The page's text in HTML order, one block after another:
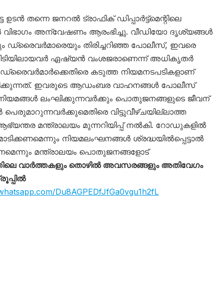
ഉടൻ തന്നെ ജനറൽ ട്രാഫിക് ഡിപ്പാർട്ട്‌മെന്റിലെ
അന്വേഷണം ആരംഭിച്ചു. വീഡിയോ ദൃശ്യങ്ങൾ
ഡ്രൈവർമാരെയും തിരിച്ചറിഞ്ഞ പോലീസ്, ഇവരെ
ഏഷ്യൻ വംശജരാണെന്ന് അധികൃതർ
ഡ്രൈവർമാർക്കെതിരെ കടുത്ത നിയമനടപടികളാണ്
ഇവരുടെ ആഡംബര വാഹനങ്ങൾ പോലീസ്
ലംഘിക്കുന്നവർക്കും പൊതുജനങ്ങളുടെ ജീവന്
പെരുമാറുന്നവർക്കുമെതിരെ വിട്ടുവീഴ്ചയില്ലാത്ത
മന്ത്രാലയം മുന്നറിയിപ്പ് നൽകി. റോഡുകളിൽ
നിയമലംഘനങ്ങൾ ശ്രദ്ധയിൽപ്പെട്ടാൽ
മന്ത്രാലയം പൊതുജനങ്ങളോട്
വാർത്തകളും തൊഴിൽ അവസരങ്ങളും അതിവേഗം
Du8AGPEDfJfGa0vgu1h2fL